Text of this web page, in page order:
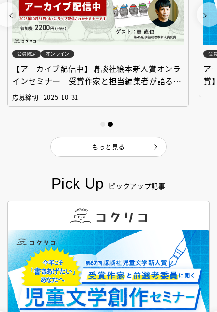
Pick Up ピックアップ記事
会員限定 オンライン
【アーカイブ配信中】講談社絵本新人賞オンラ
インセミナー 受賞作家と担当編集者が語る
「絵本創作実践講座」
応募締切 2025-10-31
会
ア
賞
もっと見る